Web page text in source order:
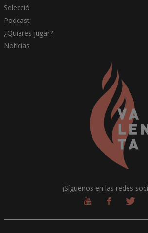
Selecció
Podcast
¿Quieres jugar?
Noticias
¡Síguenos en las redes